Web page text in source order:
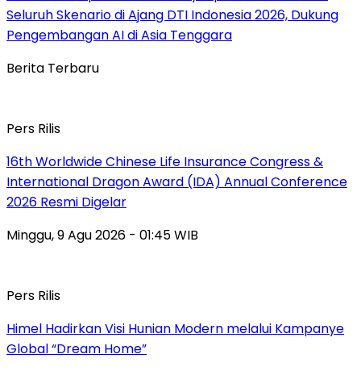
Seluruh Skenario di Ajang DTI Indonesia 2026, Dukung
Pengembangan AI di Asia Tenggara
Berita Terbaru
Pers Rilis
16th Worldwide Chinese Life Insurance Congress &
International Dragon Award (IDA) Annual Conference
2026 Resmi Digelar
Minggu, 9 Agu 2026 - 01:45 WIB
Pers Rilis
Himel Hadirkan Visi Hunian Modern melalui Kampanye
Global “Dream Home”